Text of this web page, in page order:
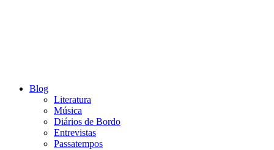
Blog
Literatura
Música
Diários de Bordo
Entrevistas
Passatempos